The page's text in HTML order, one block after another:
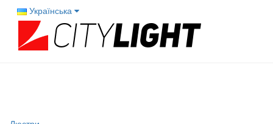
Українська